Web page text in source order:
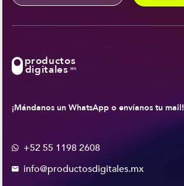
productos
digitales MX
¡Mándanos un WhatsApp o envíanos tu mail!
 +52 55 1198 2608
 info@productosdigitales.mx